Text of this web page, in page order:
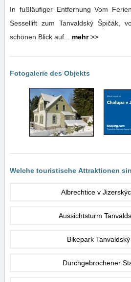
In fußläufiger Entfernung Vom
Sessellift zum Tanvaldský Špičák,
schönen Blick auf... mehr>>
Fotogalerie des Objekts
Welche touristische Attraktionen
Albrechtice v
Aussichtsturm
Bikepark
Durchgebrochener